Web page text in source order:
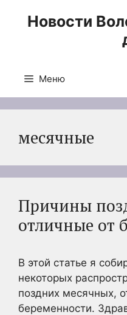
Новости
Меню
месячные
Причины
отличные от
В этой статье я
некоторых
поздних месячных,
беременности.